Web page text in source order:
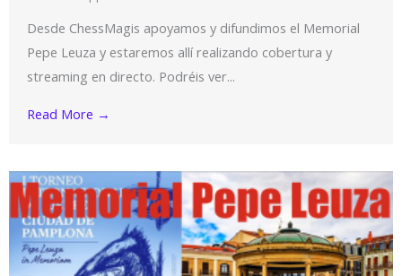
Desde ChessMagis apoyamos y difundimos el Memorial
Pepe Leuza y estaremos allí realizando cobertura y
streaming en directo. Podréis ver...
Read More →